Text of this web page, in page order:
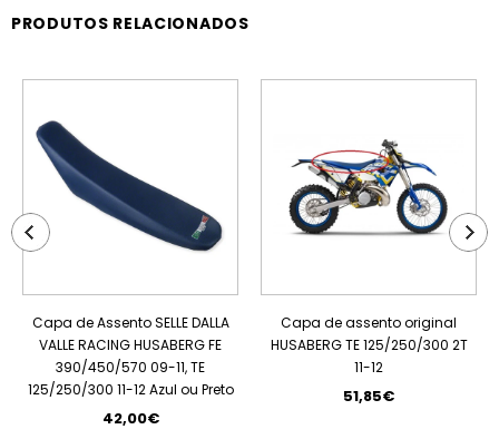
PRODUTOS RELACIONADOS
Capa de Assento SELLE DALLA
VALLE RACING HUSABERG FE
390/450/570 09-11, TE
125/250/300 11-12 Azul ou Preto
42,00€
Capa de assento original
HUSABERG TE 125/250/300 2T
11-12
51,85€